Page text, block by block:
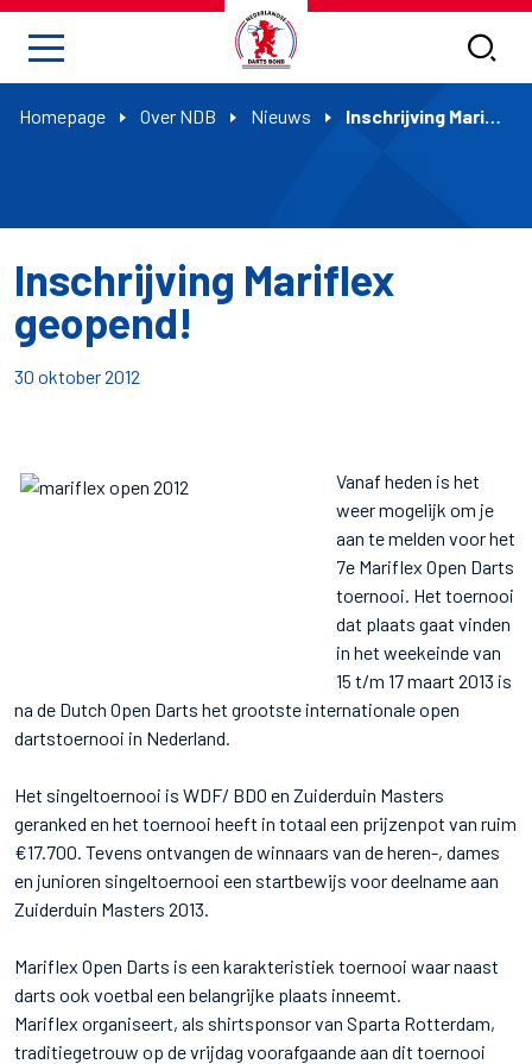
Homepage Over NDB Nieuws Inschrijving Mariflex geopend!
Inschrijving Mariflex
geopend!
30 oktober 2012
Vanaf heden is het
weer mogelijk om je
aan te melden voor het
7e Mariflex Open Darts
toernooi. Het toernooi
dat plaats gaat vinden
in het weekeinde van
15 t/m 17 maart 2013 is
na de Dutch Open Darts het grootste internationale open
dartstoernooi in Nederland.
Het singeltoernooi is WDF/ BDO en Zuiderduin Masters
geranked en het toernooi heeft in totaal een prijzenpot van ruim
€17.700. Tevens ontvangen de winnaars van de heren-, dames
en junioren singeltoernooi een startbewijs voor deelname aan
Zuiderduin Masters 2013.
Mariflex Open Darts is een karakteristiek toernooi waar naast
darts ook voetbal een belangrijke plaats inneemt.
Mariflex organiseert, als shirtsponsor van Sparta Rotterdam,
traditiegetrouw op de vrijdag voorafgaande aan dit toernooi